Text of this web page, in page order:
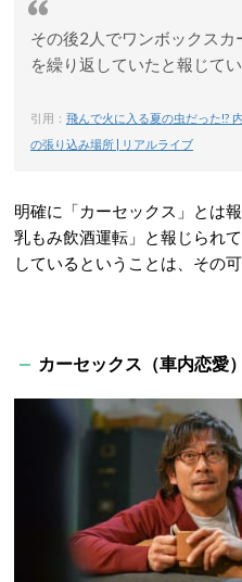
その後2人でワンボックスカ
を繰り返していたと報じてい
引用： 飛んで火に入る夏の虫だった!?
の張り込み場所 | リアルライブ
明確に「カーセックス」とは
乳もみ飲酒運転」と報じられ
しているということは、その
カーセックス（車内恋愛